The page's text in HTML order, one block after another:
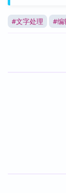
#文字处理 #编